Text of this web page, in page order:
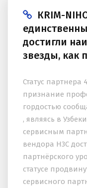
КRIM-
достигли
звезды, как
Статус
признание
гордостью
, являясь в
сервисным
вендора H3C
партнёрского
статусе
сервисного